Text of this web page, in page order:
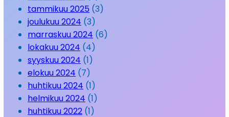
tammikuu 2025 (3)
joulukuu 2024 (3)
marraskuu 2024 (6)
lokakuu 2024 (4)
syyskuu 2024 (1)
elokuu 2024 (7)
huhtikuu 2024 (1)
helmikuu 2024 (1)
huhtikuu 2022 (1)